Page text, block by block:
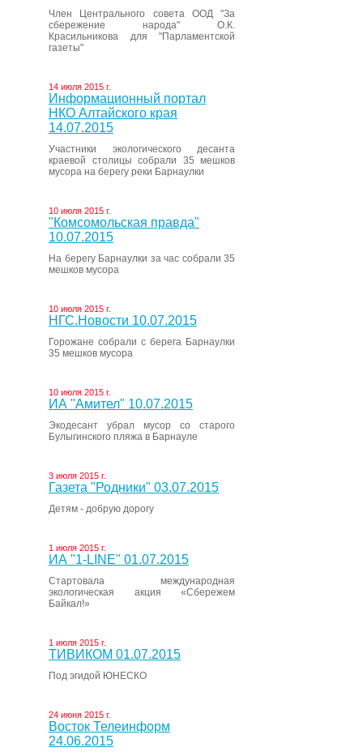
Член Центрального совета ООД "За
сбережение народа" О.К.
Красильникова для "Парламентской
газеты"
14 июля 2015 г.
Информационный портал
НКО Алтайского края
14.07.2015
Участники экологического десанта
краевой столицы собрали 35 мешков
мусора на берегу реки Барнаулки
10 июля 2015 г.
"Комсомольская правда"
10.07.2015
На берегу Барнаулки за час собрали 35
мешков мусора
10 июля 2015 г.
НГС.Новости 10.07.2015
Горожане собрали с берега Барнаулки
35 мешков мусора
10 июля 2015 г.
ИА "Амител" 10.07.2015
Экодесант убрал мусор со старого
Булыгинского пляжа в Барнауле
3 июля 2015 г.
Газета "Родники" 03.07.2015
Детям - добрую дорогу
1 июля 2015 г.
ИА "1-LINE" 01.07.2015
Стартовала международная
экологическая акция «Сбережем
Байкал!»
1 июля 2015 г.
ТИВИКОМ 01.07.2015
Под эгидой ЮНЕСКО
24 июня 2015 г.
Восток Телеинформ
24.06.2015